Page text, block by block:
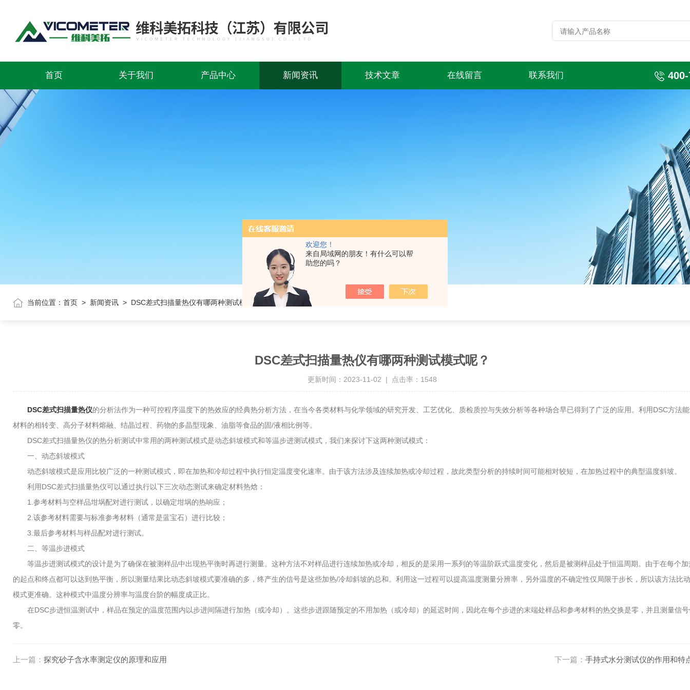
欢迎您！
来自局域网的朋友！有什么可以帮
助您的吗？
首页 关于我们 产品中心 新闻资讯 技术文章 在线留言 联系我们
当前位置： 首页 > 新闻资讯 > DSC差式扫描量热仪有哪两种测试模式呢？
DSC差式扫描量热仪有哪两种测试模式呢？
更新时间：2023-11-02 | 点击率：1548
DSC差式扫描量热仪的分析法作为一种可控程序温度下的热效应的经典热分析方法，在当今各类材料与化学领域的研究开发、工艺优化、质检质控与失效分析等各种场合早已得到了广泛的应用。利用DSC方法
材料的相转变、高分子材料熔融、结晶过程、药物的多晶型现象、油脂等食品的固/液相比例等。
DSC差式扫描量热仪的热分析测试中常用的两种测试模式是动态斜坡模式和等温步进测试模式，我们来探讨下这两种测试模式：
一、动态斜坡模式
动态斜坡模式是应用比较广泛的一种测试模式，即在加热和冷却过程中执行恒定温度变化速率。由于该方法涉及连续加热或冷却过程，故此类型分析的持续时间可能相对较短，在加热过程中的典型温度斜坡。
利用DSC差式扫描量热仪可以通过执行以下三次动态测试来确定材料热焓：
1.参考材料与空样品坩埚配对进行测试，以确定坩埚的热响应；
2.该参考材料需要与标准参考材料（通常是蓝宝石）进行比较；
3.最后参考材料与样品配对进行测试。
二、等温步进模式
等温步进测试模式的设计是为了确保在被测样品中出现热平衡时再进行测量。这种方法不对样品进行连续加热或冷却，相反的是采用一系列的等温阶跃式温度变化，然后是被测样品处于恒温周期。由于在每个
的起点和终点都可以达到热平衡，所以测量结果比动态斜坡模式要准确的多，终产生的信号是这些加热/冷却斜坡的总和。利用这一过程可以提高温度测量分辨率，另外温度的不确定性仅局限于步长，所以该方法比
模式更准确。这种模式中温度分辨率与温度台阶的幅度成正比。
在DSC步进恒温测试中，样品在预定的温度范围内以步进间隔进行加热（或冷却）。这些步进跟随预定的不用加热（或冷却）的延迟时间，因此在每个步进的末端处样品和参考材料的热交换是零，并且测量信
零。
上一篇： 探究砂子含水率测定仪的原理和应用 下一篇： 手持式水分测试仪的作用和特